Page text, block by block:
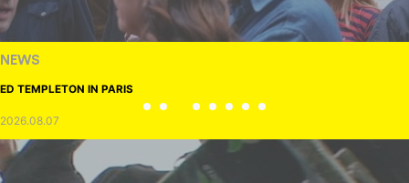
NEWS
ED TEMPLETON IN PARIS
2026.08.07